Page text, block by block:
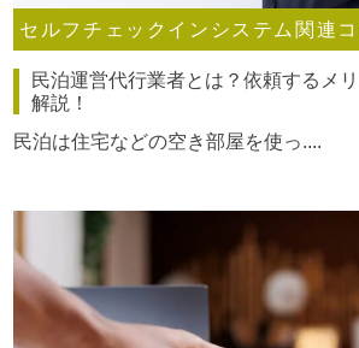
セルフチェックインシステム関連コ
民泊運営代行業者とは？依頼するメ
解説！
民泊は住宅などの空き部屋を使っ....